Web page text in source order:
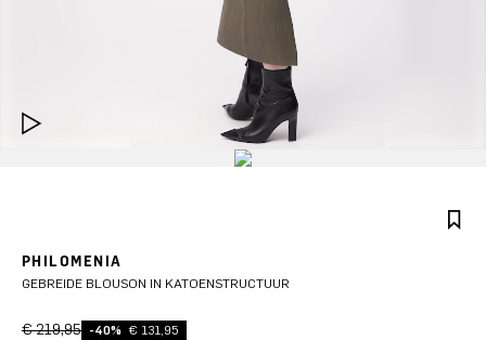
PHILOMENIA
GEBREIDE BLOUSON IN KATOENSTRUCTUUR
€ 219,95 -40% € 131,95